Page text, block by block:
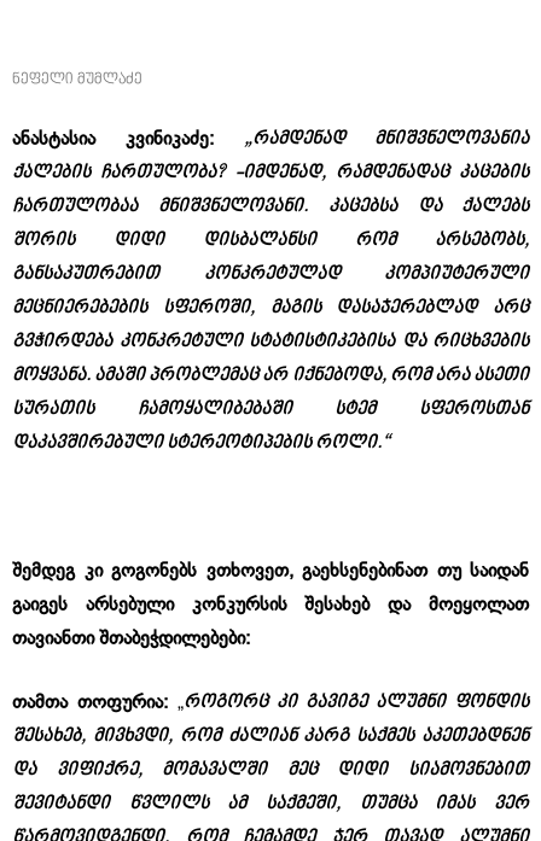
ნეფელი მუმლაძე
ანასტასია კვინიკაძე:
„რამდენად მნიშვნელოვანია
ქალების ჩართულობა? -იმდენად, რამდენადაც კაცების
ჩართულობაა მნიშვნელოვანი.
კაცებსა და ქალებს
შორის დიდი დისბალანსი რომ არსებობს,
განსაკუთრებით კონკრეტულად კომპიუტერული
მეცნიერებების სფეროში, მაგის დასაჯერებლად არც
გვჭირდება კონკრეტული სტატისტიკებისა და რიცხვების
მოყვანა. ამაში პრობლემაც არ იქნებოდა, რომ არა ასეთი
სურათის ჩამოყალიბებაში სტემ სფეროსთან
დაკავშირებული სტერეოტიპების როლი.“
შემდეგ კი გოგონებს ვთხოვეთ, გაეხსენებინათ თუ საიდან
გაიგეს არსებული კონკურსის შესახებ და მოეყოლათ
თავიანთი შთაბეჭდილებები:
თამთა თოფურია: „როგორც კი გავიგე ალუმნი ფონდის
შესახებ, მივხვდი, რომ ძალიან კარგ საქმეს აკეთებდნენ
და ვიფიქრე, მომავალში მეც დიდი სიამოვნებით
შევიტანდი წვლილს ამ საქმეში, თუმცა იმას ვერ